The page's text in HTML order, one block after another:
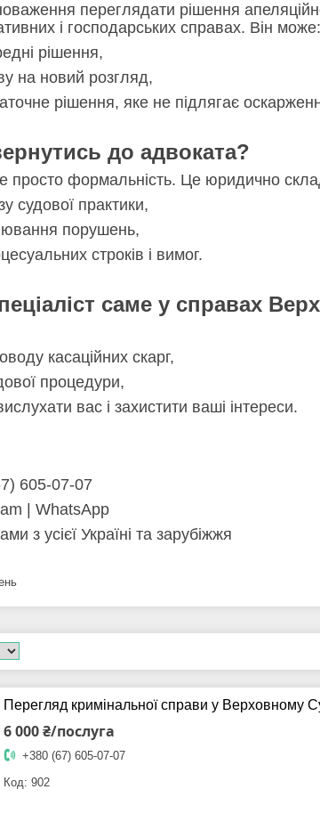
переглядати рішення
і господарських справах. Він може:
рішення,
новий розгляд,
рішення, яке не підлягає
до адвоката?
просто формальність. Це юридично
практики,
порушень,
строків і вимог.
саме у справах
касаційних скарг,
процедури,
вас і захистити ваші інтереси.
605-07-07
| WhatsApp
з усієї Україні та зарубіжжя
Перегляд кримінальної справи у Верховному
6 000 ₴/послуга
+380 (67) 605-07-07
902